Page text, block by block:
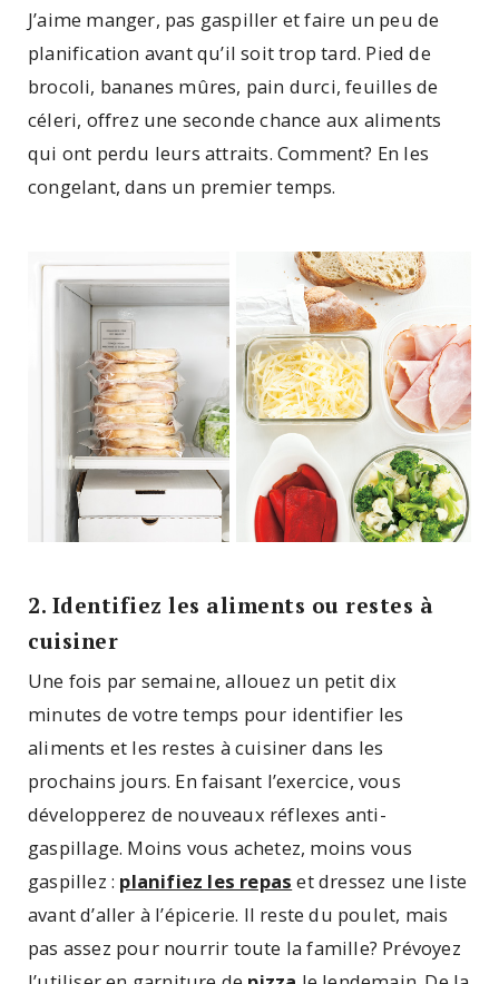
J’aime manger, pas gaspiller et faire un peu de
planification avant qu’il soit trop tard. Pied de
brocoli, bananes mûres, pain durci, feuilles de
céleri, offrez une seconde chance aux aliments
qui ont perdu leurs attraits. Comment? En les
congelant, dans un premier temps.
2. Identifiez les aliments ou restes à
cuisiner
Une fois par semaine, allouez un petit dix
minutes de votre temps pour identifier les
aliments et les restes à cuisiner dans les
prochains jours. En faisant l’exercice, vous
développerez de nouveaux réflexes anti-
gaspillage. Moins vous achetez, moins vous
gaspillez : planifiez les repas et dressez une liste
avant d’aller à l’épicerie. Il reste du poulet, mais
pas assez pour nourrir toute la famille? Prévoyez